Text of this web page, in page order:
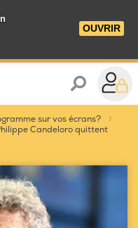
OUVRIR
sur vos écrans?
Candeloro quittent